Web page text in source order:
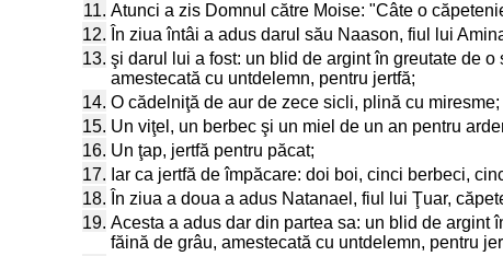
11. Atunci a zis Domnul către Moise: "Câte o
12. În ziua întâi a adus darul său Naason, fiul lui
13. şi darul lui a fost: un blid de argint în greutate de
amestecată cu untdelemn, pentru jertfă;
14. O cădelniţă de aur de zece sicli, plină cu miresme;
15. Un viţel, un berbec şi un miel de un an pentru
16. Un ţap, jertfă pentru păcat;
17. Iar ca jertfă de împăcare: doi boi, cinci berbeci,
18. În ziua a doua a adus Natanael, fiul lui Ţuar,
19. Acesta a adus dar din partea sa: un blid de argint
făină de grâu, amestecată cu untdelemn, pentru